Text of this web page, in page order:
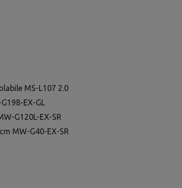
MS-L107 2.0
EX-GL
G120L-EX-SR
MW-G40-EX-SR